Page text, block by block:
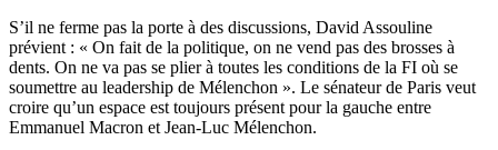
S’il ne ferme pas la porte à des discussions, David Assouline
prévient : « On fait de la politique, on ne vend pas des brosses à
dents. On ne va pas se plier à toutes les conditions de la FI où se
soumettre au leadership de Mélenchon ». Le sénateur de Paris veut
croire qu’un espace est toujours présent pour la gauche entre
Emmanuel Macron et Jean-Luc Mélenchon.